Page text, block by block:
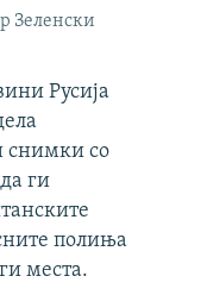
Зеленски
Русија
снимки со
ги
полиња
места.